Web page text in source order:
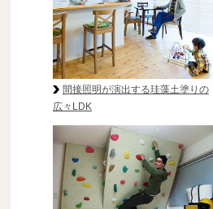
間接照明が演出する珪藻土塗りの
広々LDK